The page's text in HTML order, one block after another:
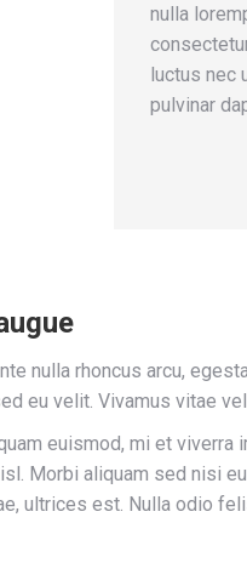
nulla
luctus nec
pulvinar
nulla rhoncus arcu,
eu velit. Vivamus vitae
euismod, mi et viverra
Morbi aliquam sed nisi
ultrices est. Nulla odio